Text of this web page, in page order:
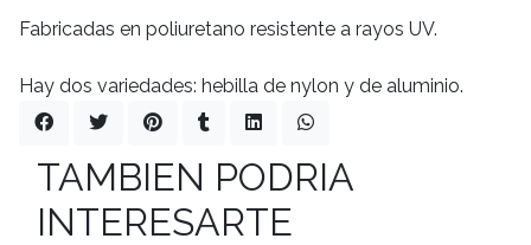
Fabricadas en poliuretano resistente a rayos UV.
Hay dos variedades: hebilla de nylon y de aluminio.
TAMBIEN PODRIA
INTERESARTE